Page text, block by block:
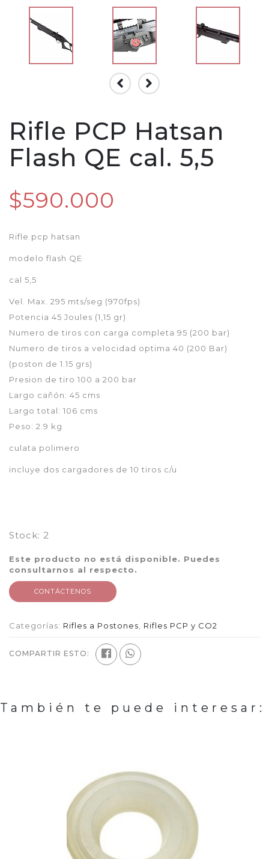
Rifle PCP Hatsan
Flash QE cal. 5,5
$590.000
Rifle pcp hatsan
modelo flash QE
cal 5,5
Vel. Max. 295 mts/seg (970fps)
Potencia 45 Joules (1,15 gr)
Numero de tiros con carga completa 95 (200 bar)
Numero de tiros a velocidad optima 40 (200 Bar)
(poston de 1.15 grs)
Presion de tiro 100 a 200 bar
Largo cañón: 45 cms
Largo total: 106 cms
Peso: 2.9 kg
culata polimero
incluye dos cargadores de 10 tiros c/u
Stock: 2
Este producto no está disponible. Puedes
consultarnos al respecto.
CONTÁCTENOS
Categorías: Rifles a Postones Rifles PCP y CO2
COMPARTIR ESTO:
También te puede interesar: